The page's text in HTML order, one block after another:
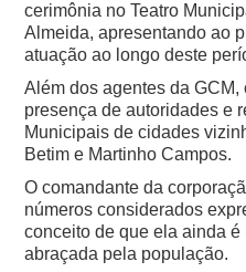
cerimônia no Teatro
Almeida, apresentando ao
atuação ao longo deste
Além dos agentes da GCM,
presença de autoridades e
Municipais de cidades
Betim e Martinho Campos.
O comandante da
números considerados
conceito de que ela ainda é
abraçada pela população.